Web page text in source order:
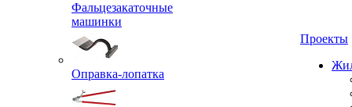
Фальцезакаточные
машинки
Оправка-лопатка